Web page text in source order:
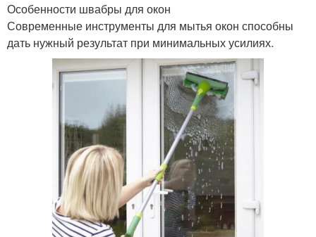
Особенности швабры для окон
Современные инструменты для мытья окон способны
дать нужный результат при минимальных усилиях.